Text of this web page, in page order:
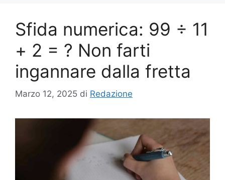
Sfida numerica: 99 ÷ 11
+ 2 = ? Non farti
ingannare dalla fretta
Marzo 12, 2025 di Redazione